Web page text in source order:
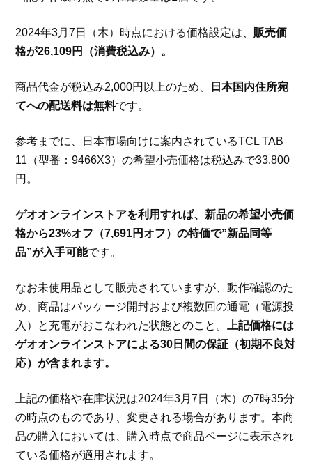
2024年3月7日（木）時点における価格設定は、 販売価
格が26,109円（消費税込み）。
商品代金が税込み2,000円以上のため、
日本国内住所宛
てへの配送料は無料です。
参考までに、日本市場向けに案内されているTCL TAB
11（型番：9466X3）の希望小売価格は税込みで33,800
円。
ゲオオンラインストアを利用すれば、新品の希望小売価
格から23%オフ（7,691円オフ）の特価で”新品同等
品”が入手可能です。
なお未使用品として販売されていますが、動作確認のた
め、商品はパッケージ開封および複数回の通電（電源投
入）と充電がおこなわれた状態とのこと。
上記価格には
ゲオオンラインストアによる30日間の保証（初期不良対
応）が含まれます。
上記の価格や在庫状況は2024年3月7日（木）の7時35分
の時点のものであり、変更される場合があります。本商
品の購入においては、購入時点で商品ページに表示され
ている価格が適用されます。